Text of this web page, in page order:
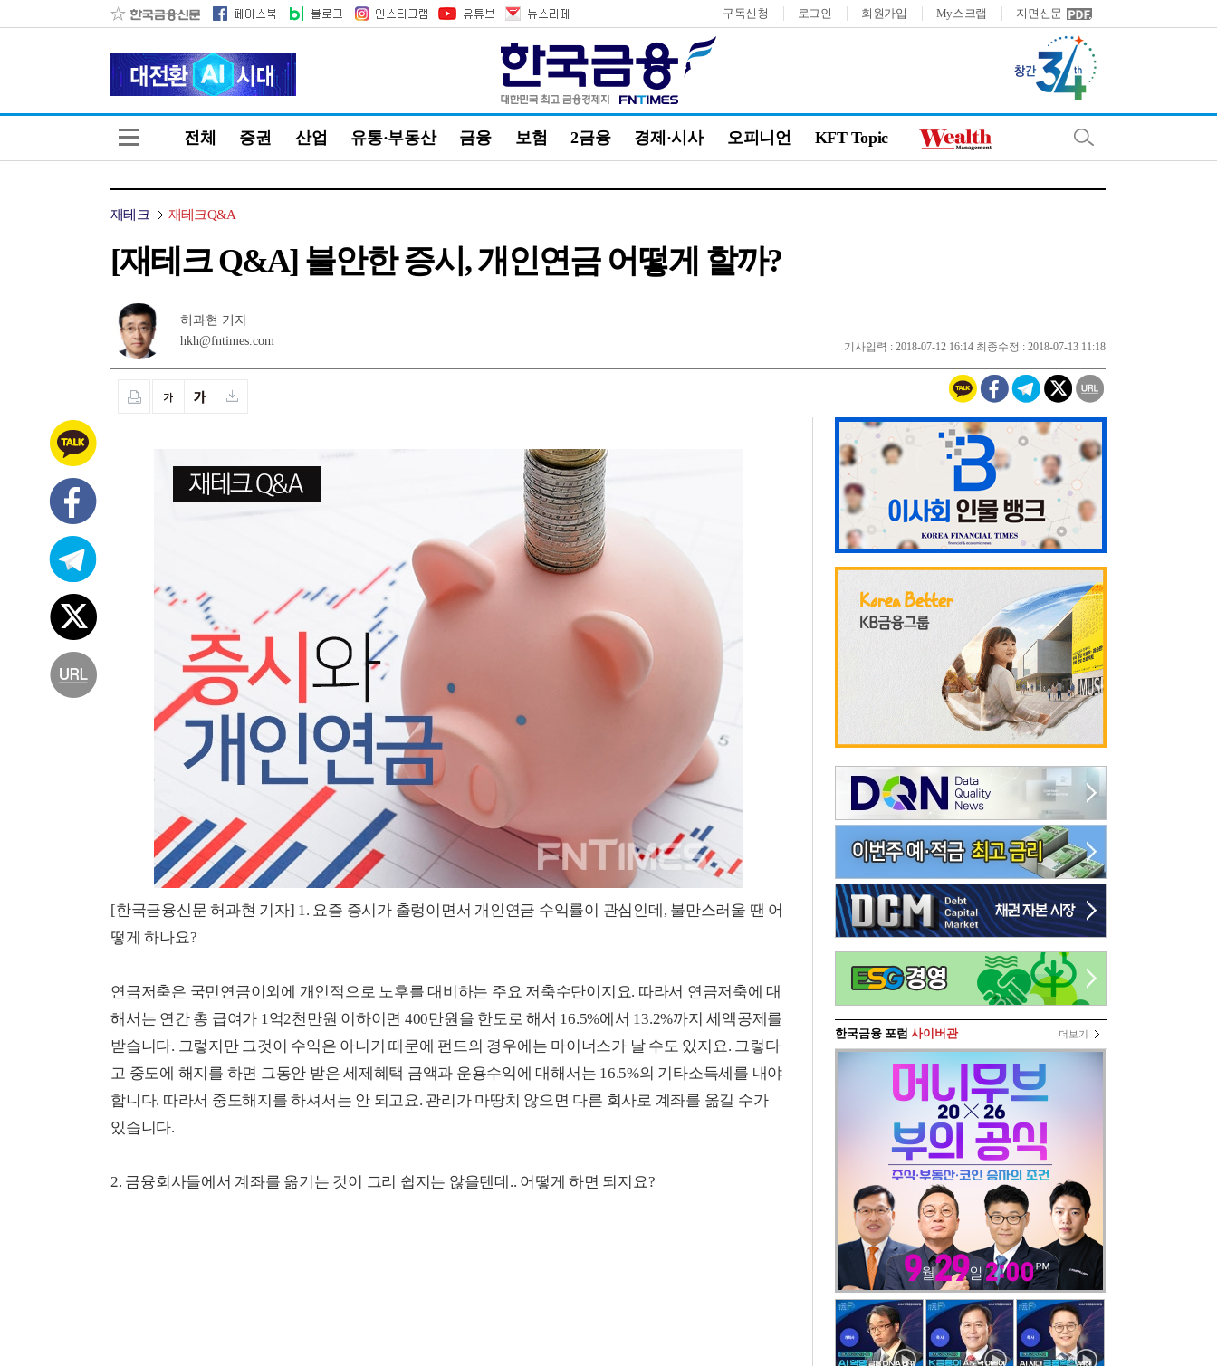
구독신청 로그인 회원가입 My스크랩 지면신문
전체 증권 산업 유통·부동산 금융 보험 2금융 경제·시사 오피니언 KFT Topic
재테크 재테크Q&A
[재테크 Q&A] 불안한 증시, 개인연금 어떻게 할까?
허과현 기자
hkh@fntimes.com
기사입력 : 2018-07-12 16:14 최종수정 : 2018-07-13 11:18
[한국금융신문 허과현 기자] 1. 요즘 증시가 출렁이면서 개인연금 수익률이 관심인데, 불만스러울 땐 어
떻게 하나요?
연금저축은 국민연금이외에 개인적으로 노후를 대비하는 주요 저축수단이지요. 따라서 연금저축에 대
해서는 연간 총 급여가 1억2천만원 이하이면 400만원을 한도로 해서 16.5%에서 13.2%까지 세액공제를
받습니다. 그렇지만 그것이 수익은 아니기 때문에 펀드의 경우에는 마이너스가 날 수도 있지요. 그렇다
고 중도에 해지를 하면 그동안 받은 세제혜택 금액과 운용수익에 대해서는 16.5%의 기타소득세를 내야
합니다. 따라서 중도해지를 하셔서는 안 되고요. 관리가 마땅치 않으면 다른 회사로 계좌를 옮길 수가
있습니다.
2. 금융회사들에서 계좌를 옮기는 것이 그리 쉽지는 않을텐데.. 어떻게 하면 되지요?
한국금융 포럼 사이버관 더보기